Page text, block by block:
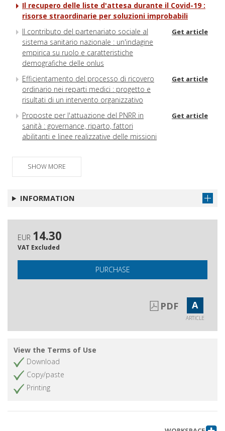
Il recupero delle liste d'attesa durante il Covid-19 :
risorse straordinarie per soluzioni improbabili
Il contributo del partenariato sociale al
sistema sanitario nazionale : un'indagine
empirica su ruolo e caratteristiche
demografiche delle onlus
Get article
Efficientamento del processo di ricovero
ordinario nei reparti medici : progetto e
risultati di un intervento organizzativo
Get article
Proposte per l'attuazione del PNRR in
sanità : governance, riparto, fattori
abilitanti e linee realizzative delle missioni
Get article
SHOW MORE
INFORMATION
EUR 14.30
VAT Excluded
PURCHASE
PDF A
ARTICLE
View the Terms of Use
Download
Copy/paste
Printing